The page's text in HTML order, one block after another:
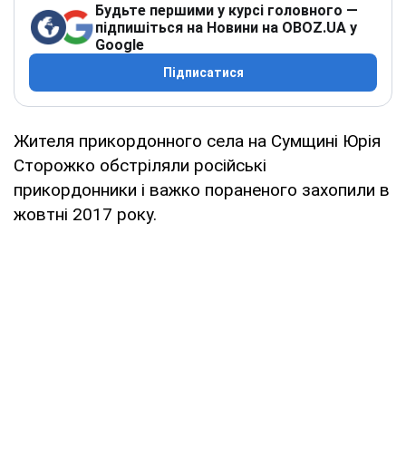
Будьте першими у курсі головного —
підпишіться на Новини на OBOZ.UA у
Google
Підписатися
Жителя прикордонного села на Сумщині Юрія
Сторожко обстріляли російські
прикордонники і важко пораненого захопили в
жовтні 2017 року.